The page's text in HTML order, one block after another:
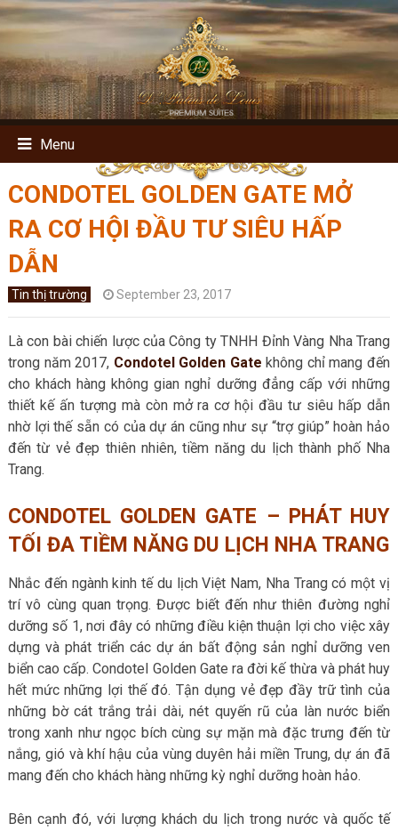
Menu
CONDOTEL GOLDEN GATE MỞ
RA CƠ HỘI ĐẦU TƯ SIÊU HẤP
DẪN
Tin thị trường September 23, 2017
Là con bài chiến lược của Công ty TNHH Đỉnh Vàng Nha Trang
trong năm 2017, Condotel Golden Gate không chỉ mang đến
cho khách hàng không gian nghỉ dưỡng đẳng cấp với những
thiết kế ấn tượng mà còn mở ra cơ hội đầu tư siêu hấp dẫn
nhờ lợi thế sẵn có của dự án cũng như sự “trợ giúp” hoàn hảo
đến từ vẻ đẹp thiên nhiên, tiềm năng du lịch thành phố Nha
Trang.
CONDOTEL GOLDEN GATE – PHÁT HUY
TỐI ĐA TIỀM NĂNG DU LỊCH NHA TRANG
Nhắc đến ngành kinh tế du lịch Việt Nam, Nha Trang có một vị
trí vô cùng quan trọng. Được biết đến như thiên đường nghỉ
dưỡng số 1, nơi đây có những điều kiện thuận lợi cho việc xây
dựng và phát triển các dự án bất động sản nghỉ dưỡng ven
biển cao cấp.Condotel Golden Gate ra đời kế thừa và phát huy
hết mức những lợi thế đó. Tận dụng vẻ đẹp đầy trữ tình của
những bờ cát trắng trải dài, nét quyến rũ của làn nước biển
trong xanh như ngọc bích cùng sự mặn mà đặc trưng đến từ
nắng, gió và khí hậu của vùng duyên hải miền Trung, dự án đã
mang đến cho khách hàng những kỳ nghỉ dưỡng hoàn hảo.
Bên cạnh đó, với lượng khách du lịch trong nước và quốc tế